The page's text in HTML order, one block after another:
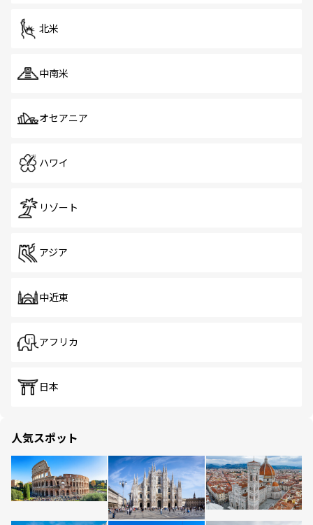
北米
中南米
オセアニア
ハワイ
リゾート
アジア
中近東
アフリカ
日本
人気スポット